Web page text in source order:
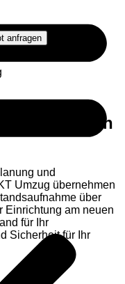
anfragen
für einen
und
Umzug übernehmen
über
Einrichtung am neuen
für Ihr
Sicherheit für Ihr